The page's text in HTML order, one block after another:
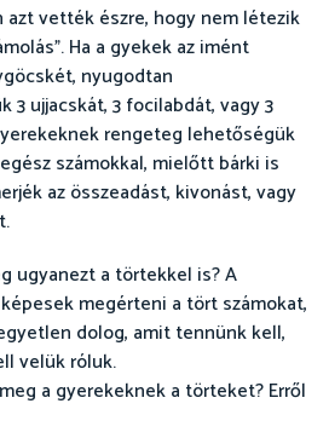
azt vették észre, hogy nem létezik
Ha a gyekek az imént
nyugodtan
3 ujjacskát, 3 focilabdát, vagy 3
rengeteg lehetőségük
számokkal, mielőtt bárki is
az összeadást, kivonást, vagy
ugyanezt a törtekkel is? A
megérteni a tört számokat,
dolog, amit tennünk kell,
velük róluk.
a gyerekeknek a törteket? Erről